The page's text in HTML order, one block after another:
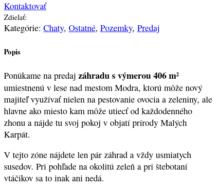
Kontaktovať
Zdielať:
Kategórie: Chaty, Ostatné, Pozemky, Predaj
Popis
Ponúkame na predaj záhradu s výmerou 406 m²
umiestnenú v lese nad mestom Modra, ktorú môže nový
majiteľ využívať nielen na pestovanie ovocia a zeleniny, ale
hlavne ako miesto kam môže utiecť od každodenného
zhonu a nájde tu svoj pokoj v objatí prírody Malých
Karpát.
V tejto zóne nájdete len pár záhrad a vždy usmiatych
susedov. Pri pohľade na okolitú zeleň a pri štebotaní
vtáčikov sa to inak ani nedá.